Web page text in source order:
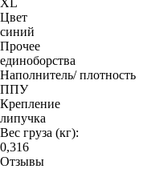
Цвет
синий
Прочее
единоборства
Наполнитель/ плотность
ППУ
Крепление
липучка
Вес груза (кг):
0,316
Отзывы